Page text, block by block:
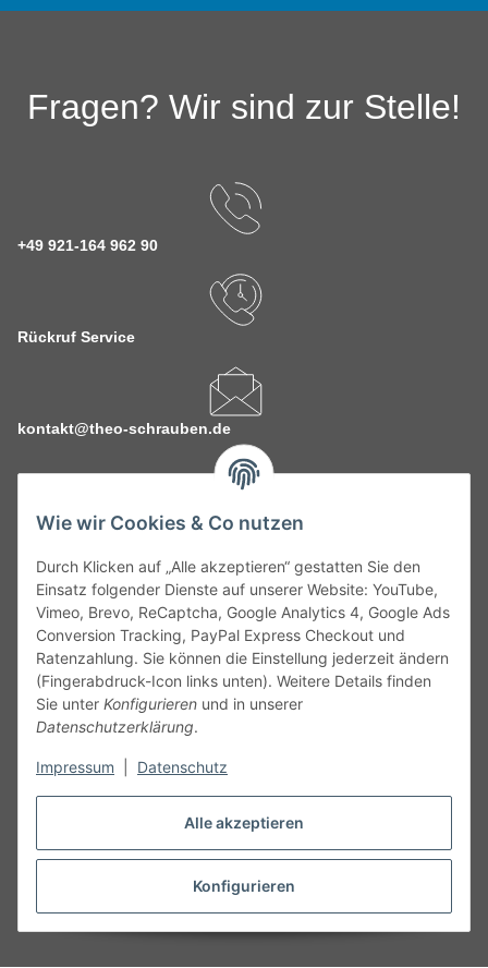
Alle akzeptieren
Konfigurieren
Wie wir Cookies & Co nutzen
Durch Klicken auf „Alle akzeptieren“ gestatten Sie den
Einsatz folgender Dienste auf unserer Website: YouTube,
Vimeo, Brevo, ReCaptcha, Google Analytics 4, Google Ads
Conversion Tracking, PayPal Express Checkout und
Ratenzahlung. Sie können die Einstellung jederzeit ändern
(Fingerabdruck-Icon links unten). Weitere Details finden
Sie unter Konfigurieren und in unserer
Datenschutzerklärung.
Impressum Datenschutz
Fragen? Wir sind zur Stelle!
+49 921-164 962 90
Rückruf Service
kontakt@theo-schrauben.de
Service
Gesetzliche Informationen
Alle technischen Angaben ohne Gewähr. Irrtümer und fehlerhafte
Angaben vorbehalten. Wenn Sie Datenblätter oder spezielle
unseren Kundenservice. Abbildungen der Artikel können
Vertrag widerrufen